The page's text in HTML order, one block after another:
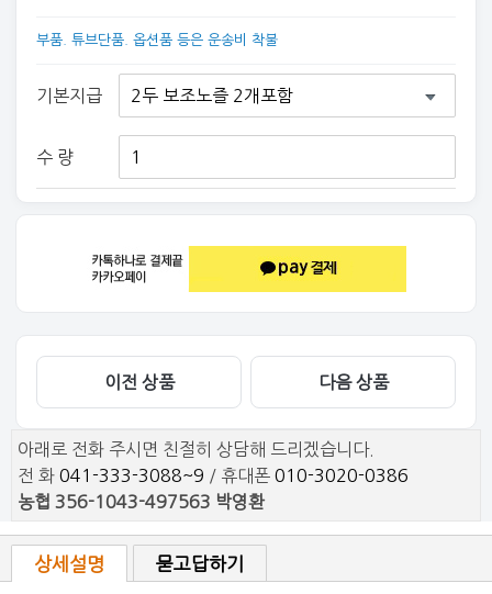
부품. 튜브단품. 옵션품 등은 운송비 착불
기본지급
수 량
이전 상품 다음 상품
아래로 전화 주시면 친절히 상담해 드리겠습니다.
전 화 041-333-3088~9 / 휴대폰 010-3020-0386
농협 356-1043-497563 박영환
상세설명 묻고답하기